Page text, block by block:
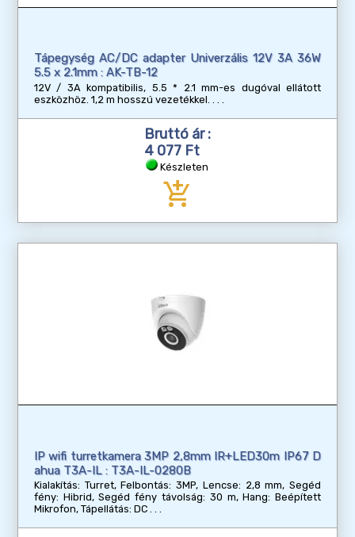
Tápegység AC/DC adapter Univerzális 12V 3A 36W
5.5 x 2.1mm : AK-TB-12
12V / 3A kompatibilis, 5.5 * 2.1 mm-es dugóval ellátott
eszközhöz. 1,2 m hosszú vezetékkel.
Bruttó ár :
4 077 Ft
Készleten
add_shopping_cart
IP wifi turretkamera 3MP 2,8mm IR+LED30m IP67 D
ahua T3A-IL : T3A-IL-0280B
Kialakítás: Turret, Felbontás: 3MP, Lencse: 2,8 mm, Segéd
fény: Hibrid, Segéd fény távolság: 30 m, Hang: Beépített
Mikrofon, Tápellátás: DC